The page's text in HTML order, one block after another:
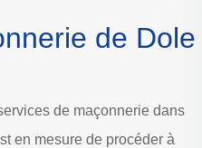
de Dole
de maçonnerie dans
en mesure de procéder à